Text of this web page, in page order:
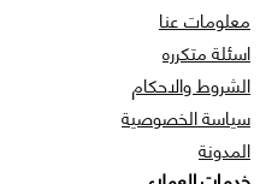
معلومات عنا
اسئلة متكرره
الشروط والاحكام
سياسة الخصوصية
المدونة